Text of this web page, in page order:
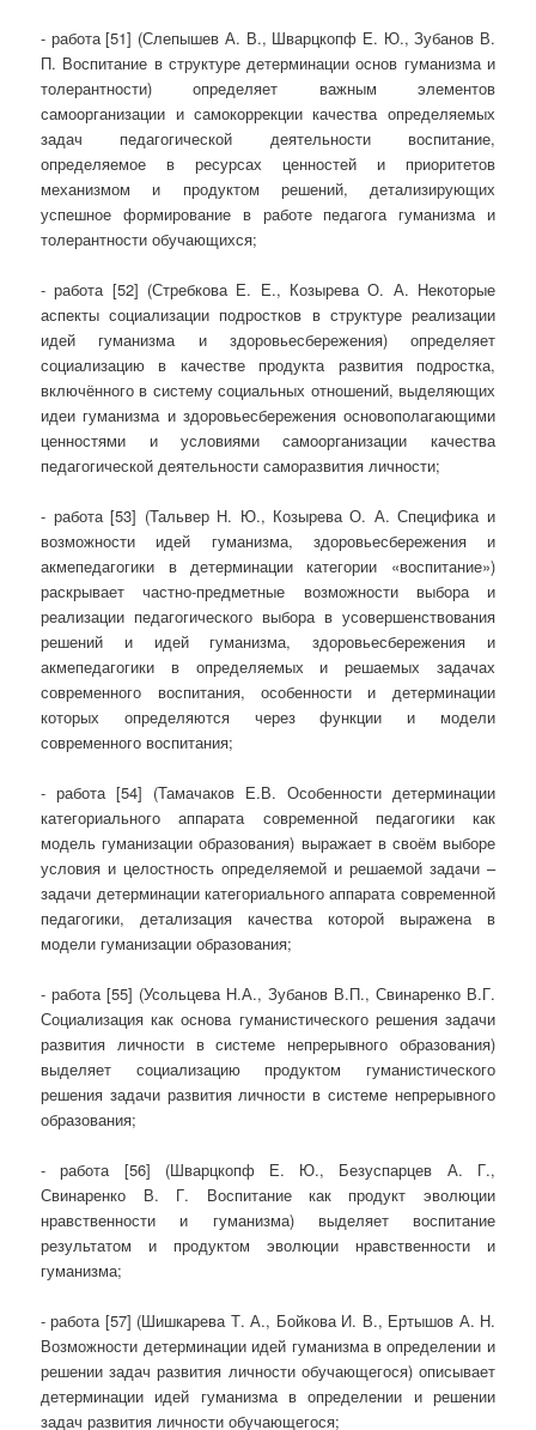
- работа [51] (Слепышев А. В., Шварцкопф Е. Ю., Зубанов В.
П. Воспитание в структуре детерминации основ гуманизма и
толерантности) определяет важным элементов
самоорганизации и самокоррекции качества определяемых
задач педагогической деятельности воспитание,
определяемое в ресурсах ценностей и приоритетов
механизмом и продуктом решений, детализирующих
успешное формирование в работе педагога гуманизма и
толерантности обучающихся;
- работа [52] (Стребкова Е. Е., Козырева О. А. Некоторые
аспекты социализации подростков в структуре реализации
идей гуманизма и здоровьесбережения) определяет
социализацию в качестве продукта развития подростка,
включённого в систему социальных отношений, выделяющих
идеи гуманизма и здоровьесбережения основополагающими
ценностями и условиями самоорганизации качества
педагогической деятельности саморазвития личности;
- работа [53] (Тальвер Н. Ю., Козырева О. А. Специфика и
возможности идей гуманизма, здоровьесбережения и
акмепедагогики в детерминации категории «воспитание»)
раскрывает частно-предметные возможности выбора и
реализации педагогического выбора в усовершенствования
решений и идей гуманизма, здоровьесбережения и
акмепедагогики в определяемых и решаемых задачах
современного воспитания, особенности и детерминации
которых определяются через функции и модели
современного воспитания;
- работа [54] (Тамачаков Е.В. Особенности детерминации
категориального аппарата современной педагогики как
модель гуманизации образования) выражает в своём выборе
условия и целостность определяемой и решаемой задачи –
задачи детерминации категориального аппарата современной
педагогики, детализация качества которой выражена в
модели гуманизации образования;
- работа [55] (Усольцева Н.А., Зубанов В.П., Свинаренко В.Г.
Социализация как основа гуманистического решения задачи
развития личности в системе непрерывного образования)
выделяет социализацию продуктом гуманистического
решения задачи развития личности в системе непрерывного
образования;
- работа [56] (Шварцкопф Е. Ю., Безуспарцев А. Г.,
Свинаренко В. Г. Воспитание как продукт эволюции
нравственности и гуманизма) выделяет воспитание
результатом и продуктом эволюции нравственности и
гуманизма;
- работа [57] (Шишкарева Т. А., Бойкова И. В., Ертышов А. Н.
Возможности детерминации идей гуманизма в определении и
решении задач развития личности обучающегося) описывает
детерминации идей гуманизма в определении и решении
задач развития личности обучающегося;